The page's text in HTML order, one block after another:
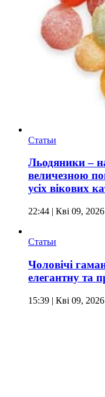
Статьи
Льодяники –
величезною
усіх вікових
22:44 | Кві 09, 2026
Статьи
Чоловічі
елегантну та
15:39 | Кві 09, 2026